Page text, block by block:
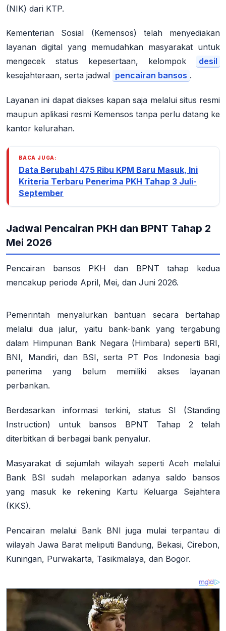
(NIK) dari KTP.
Kementerian Sosial (Kemensos) telah menyediakan
layanan digital yang memudahkan masyarakat untuk
mengecek status kepesertaan, kelompok
desil
kesejahteraan, serta jadwal pencairan bansos .
Layanan ini dapat diakses kapan saja melalui situs resmi
maupun aplikasi resmi Kemensos tanpa perlu datang ke
kantor kelurahan.
BACA JUGA:
Data Berubah! 475 Ribu KPM Baru Masuk, Ini
Kriteria Terbaru Penerima PKH Tahap 3 Juli-
September
Jadwal Pencairan PKH dan BPNT Tahap 2
Mei 2026
Pencairan bansos PKH dan BPNT tahap kedua
mencakup periode April, Mei, dan Juni 2026.
Pemerintah menyalurkan bantuan secara bertahap
melalui dua jalur, yaitu bank-bank yang tergabung
dalam Himpunan Bank Negara (Himbara) seperti BRI,
BNI, Mandiri, dan BSI, serta PT Pos Indonesia bagi
penerima yang belum memiliki akses layanan
perbankan.
Berdasarkan informasi terkini, status SI (Standing
Instruction) untuk bansos BPNT Tahap 2 telah
diterbitkan di berbagai bank penyalur.
Masyarakat di sejumlah wilayah seperti Aceh melalui
Bank BSI sudah melaporkan adanya saldo bansos
yang masuk ke rekening Kartu Keluarga Sejahtera
(KKS).
Pencairan melalui Bank BNI juga mulai terpantau di
wilayah Jawa Barat meliputi Bandung, Bekasi, Cirebon,
Kuningan, Purwakarta, Tasikmalaya, dan Bogor.